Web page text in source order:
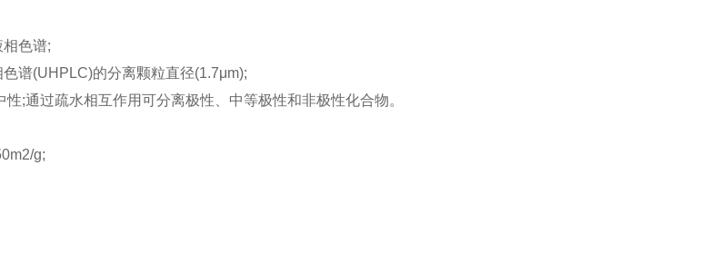
色谱;
谱(UHPLC)的分离颗粒直径(1.7μm);
;通过疏水相互作用可分离极性、中等极性和非极性化合物。
g;